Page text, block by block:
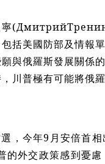
(
括美國防部及情報
與俄羅斯發展關係
川普極有可能將俄
，今年9月安倍首
的外交政策感到憂